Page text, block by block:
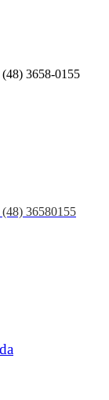
(48) 3658-0155
(48) 36580155